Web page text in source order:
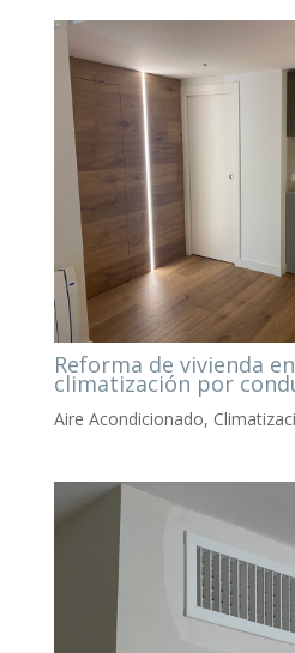
Reforma de vivienda
climatización por
Aire Acondicionado,